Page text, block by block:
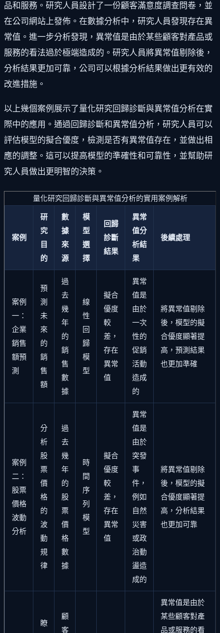
品和服務。研究人員設計了一份顧客滿意度調查問卷，並
在公司網站上發佈。在數據分析中，研究人員發現存在異
常值。進一步分析發現，異常值是由於某些顧客對產品或
服務的看法過於極端造成的。研究人員將異常值剔除後，
分析結果更加可靠，公司可以根據分析結果做出更有效的
改進措施。
以上幾個案例展示了量化研究回歸診斷與異常值分析在實
際中的應用。通過回歸診斷和異常值分析，研究人員可以
評估模型的擬合優度，檢測是否有異常值存在，並做出相
應的調整。這可以提高模型的準確性和可靠性，並幫助研
究人員做出更明智的決策。
量化研究回歸診斷與異常值分析的實用案例解析
案例
研
究
目
的
數
據
來
源
模
型
選
擇
回歸
診斷
結果
異常
值分
析結
果
後續處理
案例
一：
企業
銷售
額預
測
預
測
未
來
的
銷
售
額
過
去
幾
年
的
銷
售
數
據
線
性
回
歸
模
型
擬合
優度
較
差，
存在
異常
值
異常
值是
由於
一次
性的
促銷
活動
造成
的
將異常值剔除
後，模型的擬
合優度顯著提
高，預測結果
也更加準確
案例
二：
股票
價格
波動
分析
分
析
股
票
價
格
的
波
動
規
律
過
去
幾
年
的
股
票
價
格
數
據
時
間
序
列
模
型
擬合
優度
較
差，
存在
異常
值
異常
值是
由於
突發
事
件，
例如
自然
災害
或政
治動
盪造
成的
將異常值剔除
後，模型的擬
合優度顯著提
高，分析結果
也更加可靠
瞭
顧
客
異常值是由於
某些顧客對產
品或服務的看